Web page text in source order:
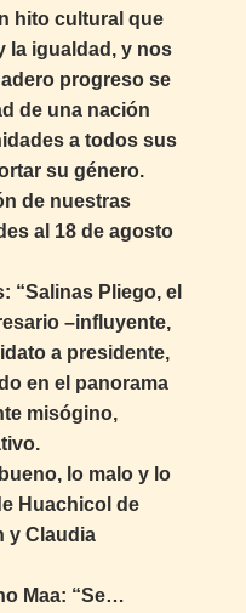
hito cultural que
la igualdad, y nos
progreso se
de una nación
a todos sus
su género.
de nuestras
al 18 de agosto
“Salinas Pliego, el
–influyente,
a presidente,
en el panorama
misógino,
lo malo y lo
Huachicol de
y Claudia
Maa: “Se…